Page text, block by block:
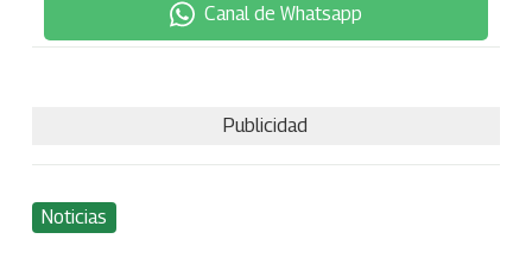
Canal de Whatsapp
Publicidad
Noticias